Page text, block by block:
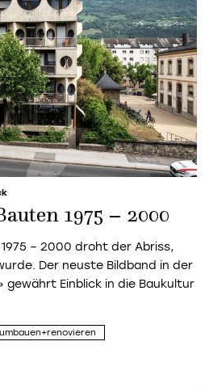
1975 – 2000
– 2000 droht der Abriss,
Der neuste Bildband in der
gewährt Einblick in die Baukultur
umbauen+renovieren